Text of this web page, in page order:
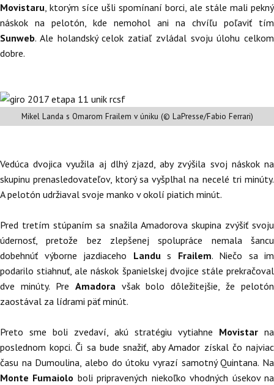
Movistaru , ktorým síce ušli spomínaní borci, ale stále mali pekný
náskok na pelotón, kde nemohol ani na chvíľu poľaviť tím
Sunweb. Ale holandský celok zatiaľ zvládal svoju úlohu celkom
dobre.
Mikel Landa s Omarom Frailem v úniku (© LaPresse/Fabio Ferrari)
Vedúca dvojica využila aj dlhý zjazd, aby zvýšila svoj náskok na
skupinu prenasledovateľov, ktorý sa vyšplhal na necelé tri minúty.
A pelotón udržiaval svoje manko v okolí piatich minút.
Pred tretím stúpaním sa snažila Amadorova skupina zvýšiť svoju
údernosť, pretože bez zlepšenej spolupráce nemala šancu
dobehnúť výborne jazdiaceho Landu s Frailem. Niečo sa im
podarilo stiahnuť, ale náskok španielskej dvojice stále prekračoval
dve minúty. Pre Amadora však bolo dôležitejšie, že pelotón
zaostával za lídrami päť minút.
Preto sme boli zvedaví, akú stratégiu vytiahne Movistar na
poslednom kopci. Či sa bude snažiť, aby Amador získal čo najviac
času na Dumoulina, alebo do útoku vyrazí samotný Quintana. Na
Monte Fumaiolo boli pripravených niekoľko vhodných úsekov na